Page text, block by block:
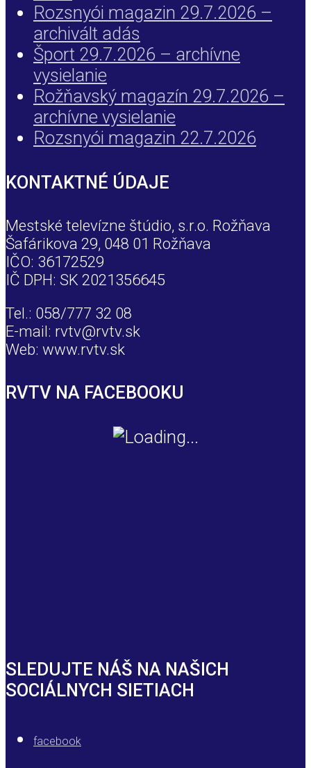
Rozsnyói magazin 29.7.2026 –
archivált adás
Šport 29.7.2026 – archívne
vysielanie
Rožňavský magazín 29.7.2026 –
archívne vysielanie
Rozsnyói magazin 22.7.2026
KONTAKTNÉ ÚDAJE
Mestské televízne štúdio, s.r.o. Rožňava
Šafárikova 29, 048 01 Rožňava
IČO: 36172529
IČ DPH: SK 2021356645
Tel.: 058/777 32 08
E-mail: rvtv@rvtv.sk
Web: www.rvtv.sk
RVTV NA FACEBOOKU
SLEDUJTE NÁŠ NA NAŠICH
SOCIÁLNYCH SIETIACH
facebook